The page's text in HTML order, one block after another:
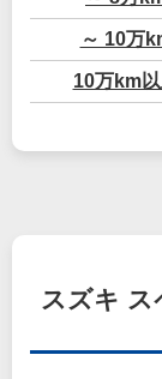
～ 10万
10万km
スズキ ス